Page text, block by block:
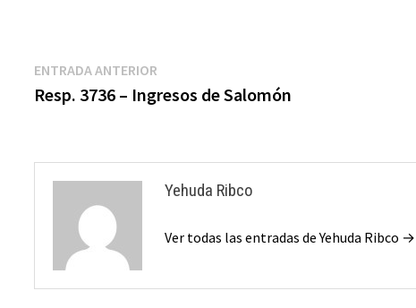
Navegación
de
ENTRADA ANTERIOR
anterior:
Resp. 3736 – Ingresos de Salomón
Yehuda Ribco
Ver todas las entradas de Yehuda Ribco →